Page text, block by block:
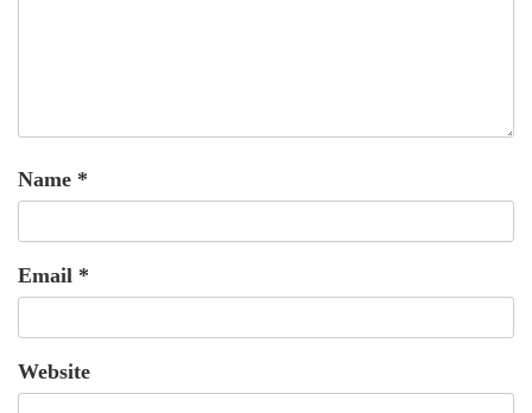
Name *
Email *
Website